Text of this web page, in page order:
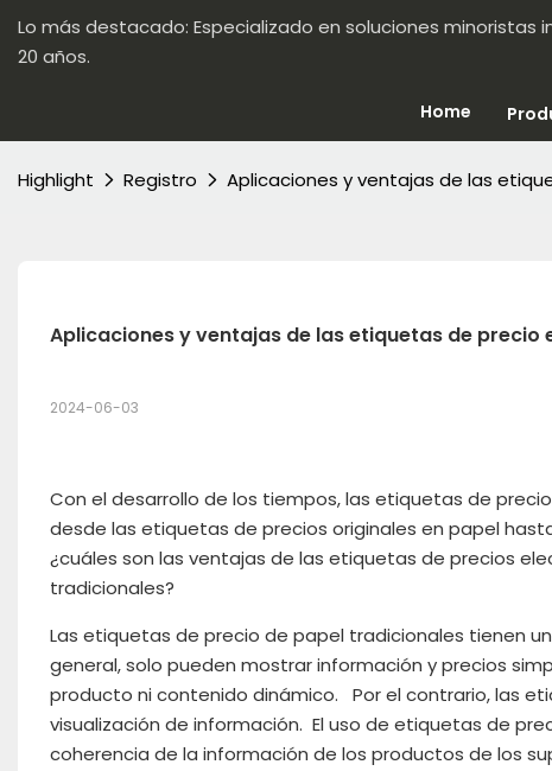
Lo más destacado: Especializado en soluciones
20 años.
Home
Highlight Registro Aplicaciones y ventajas de las
Aplicaciones y ventajas de las etiquetas de
2024-06-03
Con el desarrollo de los tiempos, las etiquetas de
desde las etiquetas de precios originales en papel
¿cuáles son las ventajas de las etiquetas de precios
tradicionales?
Las etiquetas de precio de papel tradicionales tienen
general, solo pueden mostrar información y precios
producto ni contenido dinámico. Por el contrario, las
visualización de información. El uso de etiquetas de
coherencia de la información de los productos de los